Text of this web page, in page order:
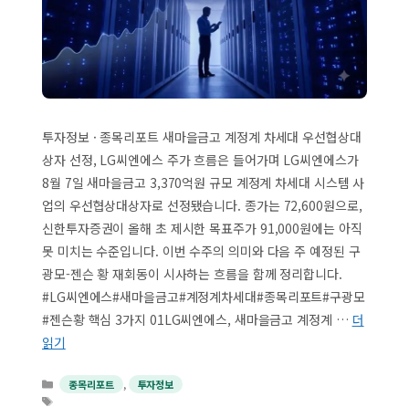
투자정보 · 종목리포트 새마을금고 계정계 차세대 우선협상대
상자 선정, LG씨엔에스 주가 흐름은 들어가며 LG씨엔에스가
8월 7일 새마을금고 3,370억원 규모 계정계 차세대 시스템 사
업의 우선협상대상자로 선정됐습니다. 종가는 72,600원으로,
신한투자증권이 올해 초 제시한 목표주가 91,000원에는 아직
못 미치는 수준입니다. 이번 수주의 의미와 다음 주 예정된 구
광모-젠슨 황 재회동이 시사하는 흐름을 함께 정리합니다.
#LG씨엔에스#새마을금고#계정계차세대#종목리포트#구광모
#젠슨황 핵심 3가지 01LG씨엔에스, 새마을금고 계정계 … 더
읽기
카종목리포트 , 투자정보